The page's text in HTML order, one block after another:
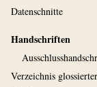
Datenschnitte
Handschriften
Verzeichnis